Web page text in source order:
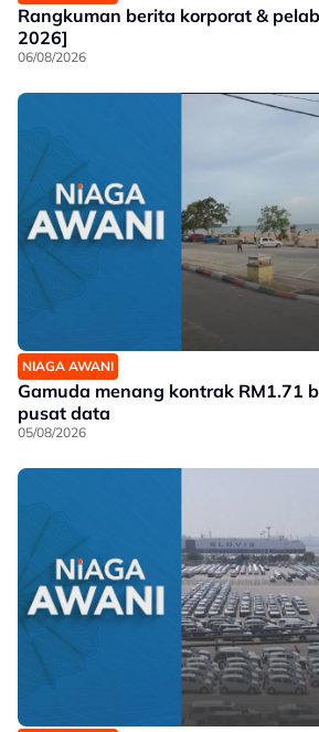
Rangkuman berita korporat &
2026]
06/08/2026
NIAGA AWANI
Gamuda menang kontrak RM1.71
pusat data
05/08/2026